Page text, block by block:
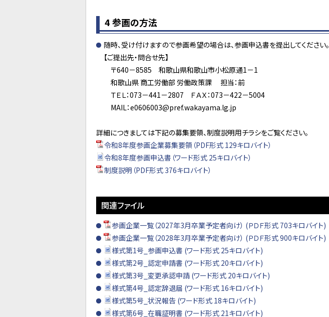
4 参画の方法
随時、受け付けますので参画希望の場合は、参画申込書を提出してください。
【ご提出先・問合せ先】
〒640－8585 和歌山県和歌山市小松原通1－1
和歌山県 商工労働部 労働政策課 担当：前
ＴＥＬ：073－441－2807 ＦＡＸ：073－422－5004
MAIL：e0606003@pref.wakayama.lg.jp
詳細につきましては下記の募集要領、制度説明用チラシをご覧ください。
令和8年度参画企業募集要領（PDF形式 129キロバイト）
令和8年度参画申込書（ワード形式 25キロバイト）
制度説明（PDF形式 376キロバイト）
関連ファイル
参画企業一覧（2027年3月卒業予定者向け） (ＰＤＦ形式 703キロバイト)
参画企業一覧（2028年3月卒業予定者向け） (ＰＤＦ形式 900キロバイト)
様式第1号_参画申込書 (ワード形式 25キロバイト)
様式第2号_認定申請書 (ワード形式 20キロバイト)
様式第3号_変更承認申請 (ワード形式 20キロバイト)
様式第4号_認定辞退届 (ワード形式 16キロバイト)
様式第5号_状況報告 (ワード形式 18キロバイト)
様式第6号_在職証明書 (ワード形式 21キロバイト)